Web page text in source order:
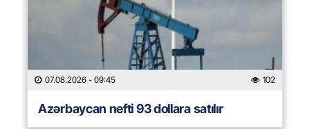
07.08.2026 - 09:45 102
Azərbaycan nefti 93 dollara satılır